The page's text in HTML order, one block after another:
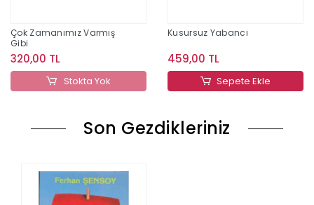
Çok Zamanımız Varmış
Gibi
320,00 TL
Stokta Yok
Kusursuz Yabancı
459,00 TL
Sepete Ekle
Son Gezdikleriniz